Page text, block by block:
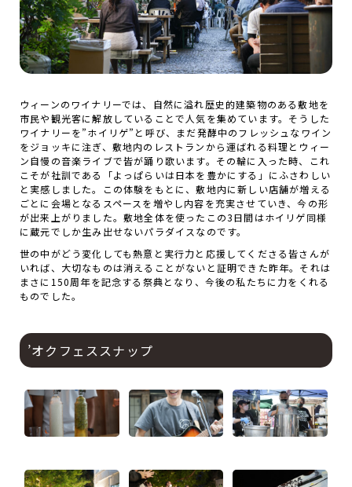
ウィーンのワイナリーでは、自然に溢れ歴史的建築物のある敷地を
市民や観光客に解放していることで人気を集めています。そうした
ワイナリーを”ホイリゲ”と呼び、まだ発酵中のフレッシュなワイン
をジョッキに注ぎ、敷地内のレストランから運ばれる料理とウィー
ン自慢の音楽ライブで皆が踊り歌います。その輪に入った時、これ
こそが社訓である「よっぱらいは日本を豊かにする」にふさわしい
と実感しました。この体験をもとに、敷地内に新しい店舗が増える
ごとに会場となるスペースを増やし内容を充実させていき、今の形
が出来上がりました。敷地全体を使ったこの3日間はホイリゲ同様
に蔵元でしか生み出せないパラダイスなのです。
世の中がどう変化しても熱意と実行力と応援してくださる皆さんが
いれば、大切なものは消えることがないと証明できた昨年。それは
まさに150周年を記念する祭典となり、今後の私たちに力をくれる
ものでした。
’オクフェススナップ